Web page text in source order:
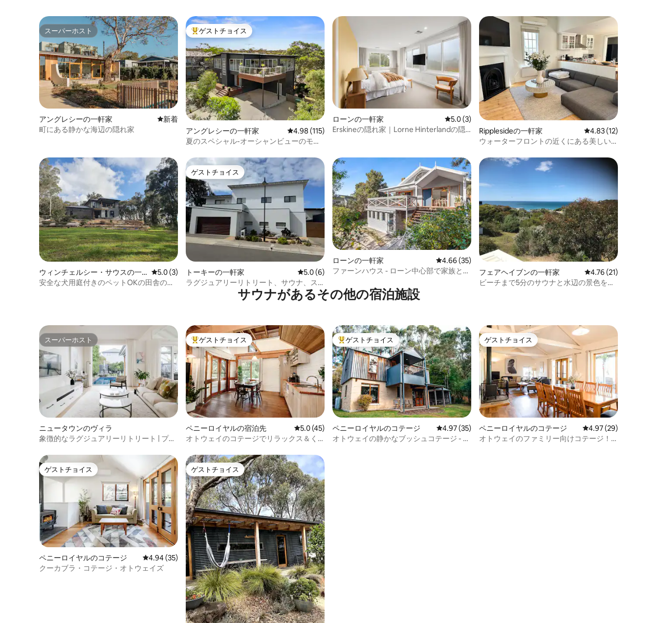
スーパーホスト
スーパーホスト
アングレシーの一軒家 新しい宿泊先
新着
町にある静かな海辺の隠れ家
大好評のゲストチョイスです。
ゲストチョイス
アングレシーの一軒家 レビュー115件、5つ星中4.98つ星の平均評価
4.98 (115)
夏のスペシャル-オーシャンビューのモダ
ローンの一軒家 レビュー3件、5つ星中5.0つ星の平均評価
5.0 (3)
Erskineの隠れ家｜Lorne Hinterlandの隠
Ripplesideの一軒家 レビュー12件、5つ
4.83 (12)
ウォーターフロントの近くにある美しい
ウィンチェルシー・サウスの一
軒家
レビュー3件、5つ星中5.0つ星の平均評価
5.0 (3)
安全な犬用庭付きのペットOKの田舎の別
ゲストチョイス
ゲストチョイス
トーキーの一軒家 レビュー6件、5つ星中5.0つ星の平均評価
5.0 (6)
ラグジュアリーリトリート、サウナ、ス
パ、ウィンダム・リゾートアクセス
ローンの一軒家 レビュー35件、5つ星中4.66つ星の平均評価
4.66 (35)
ファーンハウス - ローン中心部で家族と楽
フェアヘイブンの一軒家 レビュー21件、5つ
4.76 (21)
ビーチまで5分のサウナと水辺の景色を楽
サウナがあるその他の宿泊施設
スーパーホスト
スーパーホスト
ニュータウンのヴィラ
象徴的なラグジュアリーリトリート | プー
大好評のゲストチョイスです。
ゲストチョイス
ペニーロイヤルの宿泊先 レビュー45件、5つ星中5.0つ星の平均評価
5.0 (45)
オトウェイのコテージでリラックス＆く
大好評のゲストチョイスです。
ゲストチョイス
ペニーロイヤルのコテージ レビュー35件、5つ星中4.97つ星の平均評価
4.97 (35)
オトウェイの静かなブッシュコテージ - ア
ゲストチョイス
ゲストチョイス
ペニーロイヤルのコテージ レビュー29件、5つ星
4.97 (29)
オトウェイのファミリー向けコテージ！
ゲストチョイス
ゲストチョイス
ペニーロイヤルのコテージ レビュー35件、5つ星中4.94つ星の平均評価
4.94 (35)
クーカブラ・コテージ・オトウェイズ
ゲストチョイス
ゲストチョイス